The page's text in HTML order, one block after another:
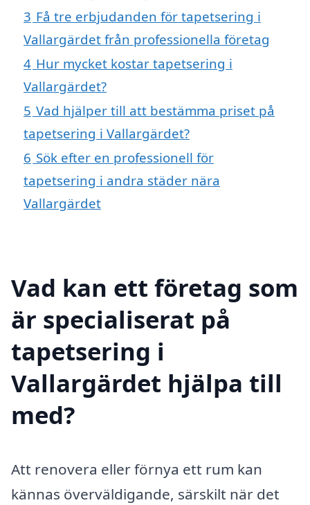
3 Få tre erbjudanden för tapetsering i
Vallargärdet från professionella företag
4 Hur mycket kostar tapetsering i
Vallargärdet?
5 Vad hjälper till att bestämma priset på
tapetsering i Vallargärdet?
6 Sök efter en professionell för
tapetsering i andra städer nära
Vallargärdet
Vad kan ett företag som
är specialiserat på
tapetsering i
Vallargärdet hjälpa till
med?
Att renovera eller förnya ett rum kan
kännas överväldigande, särskilt när det